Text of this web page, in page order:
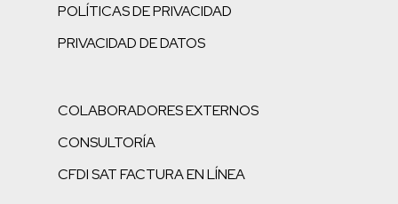
POLÍTICAS DE PRIVACIDAD
PRIVACIDAD DE DATOS
COLABORADORES EXTERNOS
CONSULTORÍA
CFDI SAT FACTURA EN LÍNEA